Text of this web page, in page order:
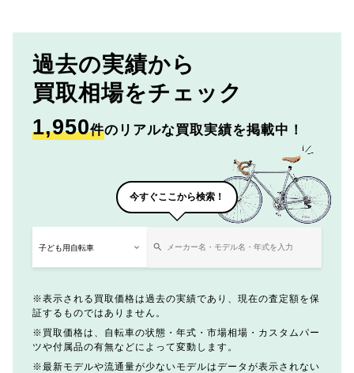
過去の実績から
買取相場をチェック
1,950件のリアルな買取実績を掲載中！
今すぐここから検索！
表示される買取価格は過去の実績であり、現在の査定額を保
証するものではありません。
買取価格は、自転車の状態・年式・市場相場・カスタムパー
ツや付属品の有無などによって変動します。
最新モデルや流通量が少ないモデルはデータが表示されない